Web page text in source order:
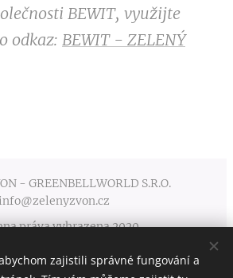
BEWIT, využijte
odkaz: BEWIT - ZELENÝ
- GREENBELLWORLD S.R.O.
práva vyhrazena 2020
podmínky Cookies
zajistili správné fungování a